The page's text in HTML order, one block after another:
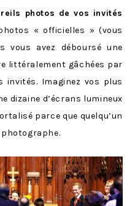
photos de vos invités
« officielles » (vous
vous avez déboursé une
littéralement gâchées par
invités. Imaginez vos plus
dizaine d’écrans lumineux
parce que quelqu’un